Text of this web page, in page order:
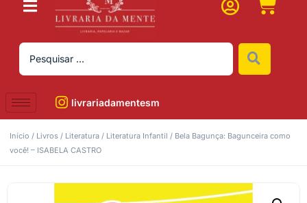
livrariadamentesm
Início / Livros / Literatura / Literatura Infantil / Bela Bagunça: Bagunceira como
você! – ISABELA CASTRO